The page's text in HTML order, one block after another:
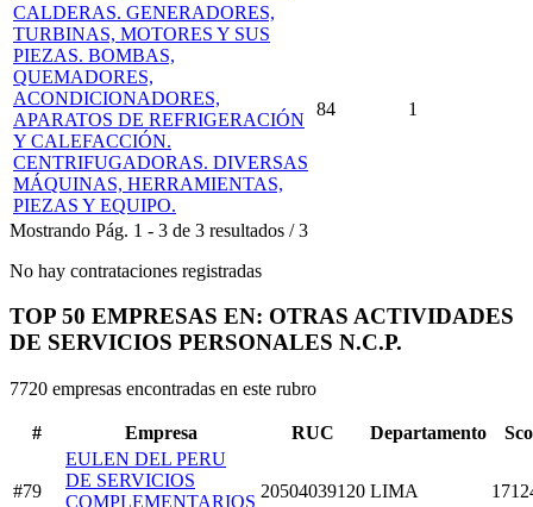
CALDERAS. GENERADORES,
TURBINAS, MOTORES Y SUS
PIEZAS. BOMBAS,
QUEMADORES,
ACONDICIONADORES,
APARATOS DE REFRIGERACIÓN
Y CALEFACCIÓN.
CENTRIFUGADORAS. DIVERSAS
MÁQUINAS, HERRAMIENTAS,
PIEZAS Y EQUIPO.
84 1
Mostrando Pág. 1 - 3 de 3 resultados /3
No hay contrataciones registradas
TOP 50 EMPRESAS EN: OTRAS ACTIVIDADES
DE SERVICIOS PERSONALES N.C.P.
7720 empresas encontradas en este rubro
# Empresa RUC Departamento
#79
EULEN DEL PERU
DE SERVICIOS
COMPLEMENTARIOS
20504039120 LIMA